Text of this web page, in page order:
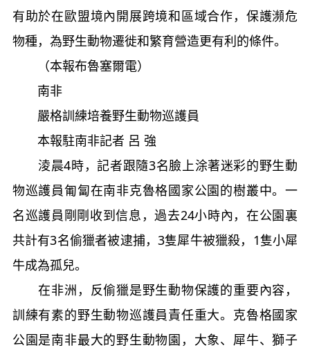
有助於在歐盟境內開展跨境和區域合作，保護瀕危
物種，為野生動物遷徙和繁育營造更有利的條件。
（本報布魯塞爾電）
南非
嚴格訓練培養野生動物巡護員
本報駐南非記者 呂 強
淩晨4時，記者跟隨3名臉上涂著迷彩的野生動
物巡護員匍匐在南非克魯格國家公園的樹叢中。一
名巡護員剛剛收到信息，過去24小時內，在公園裏
共計有3名偷獵者被逮捕，3隻犀牛被獵殺，1隻小犀
牛成為孤兒。
在非洲，反偷獵是野生動物保護的重要內容，
訓練有素的野生動物巡護員責任重大。克魯格國家
公園是南非最大的野生動物園，大象、犀牛、獅子